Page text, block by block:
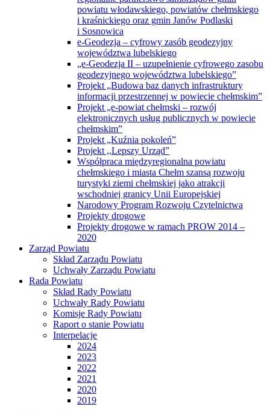
powiatu włodawskiego, powiatów chełmskiego
i kraśnickiego oraz gmin Janów Podlaski
i Sosnowica
e-Geodezja – cyfrowy zasób geodezyjny
województwa lubelskiego
„e-Geodezja II – uzupełnienie cyfrowego zasobu
geodezyjnego województwa lubelskiego”
Projekt „Budowa baz danych infrastruktury
informacji przestrzennej w powiecie chełmskim”
Projekt „e-powiat chełmski – rozwój
elektronicznych usług publicznych w powiecie
chełmskim”
Projekt „Kuźnia pokoleń”
Projekt ,,Lepszy Urząd”
Współpraca międzyregionalna powiatu
chełmskiego i miasta Chełm szansą rozwoju
turystyki ziemi chełmskiej jako atrakcji
wschodniej granicy Unii Europejskiej
Narodowy Program Rozwoju Czytelnictwa
Projekty drogowe
Projekty drogowe w ramach PROW 2014 –
2020
Zarząd Powiatu
Skład Zarządu Powiatu
Uchwały Zarządu Powiatu
Rada Powiatu
Skład Rady Powiatu
Uchwały Rady Powiatu
Komisje Rady Powiatu
Raport o stanie Powiatu
Interpelacje
2024
2023
2022
2021
2020
2019